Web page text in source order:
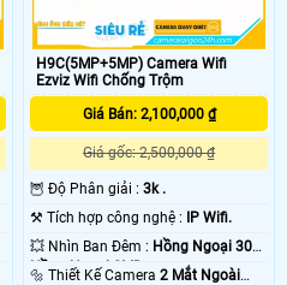
H9C(5MP+5MP) Camera Wifi
Ezviz Wifi Chống Trộm
Giá Bán: 2,100,000 ₫
Giá gốc: 2,500,000 ₫
🦉 Độ Phân giải :3k .
⚒ Tích hợp công nghệ : IP Wifi.
💥 Nhìn Ban Đêm : Hồng Ngoại 30m
Hồng Ngoại SMD.
🔩 Thiết Kế Camera2 Mắt Ngoài